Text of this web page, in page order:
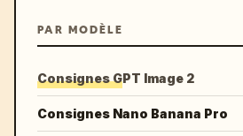
PAR MODÈLE
Consignes GPT Image 2
Consignes Nano Banana Pro